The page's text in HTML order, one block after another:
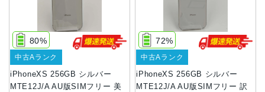
iPhoneXS 256GB シルバー
MTE12J/A AU版SIMフリー 美
80%
中古Aランク
iPhoneXS 256GB シルバー
MTE12J/A AU版SIMフリー 訳
72%
中古Aランク